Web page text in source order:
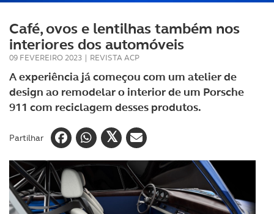
Café, ovos e lentilhas também nos
interiores dos automóveis
09 FEVEREIRO 2023 | REVISTA ACP
A experiência já começou com um atelier de
design ao remodelar o interior de um Porsche
911 com reciclagem desses produtos.
Partilhar